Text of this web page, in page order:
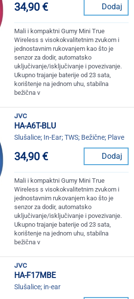
34,90 € Dodaj
Mali i kompaktni Gumy Mini True
Wireless s visokokvalitetnim zvukom i
jednostavnim rukovanjem kao što je
senzor za dodir, automatsko
uključivanje/isključivanje i povezivanje.
Ukupno trajanje baterije od 23 sata,
korištenje na jednom uhu, stabilna
bežična v
jvc
HA-A6T-BLU
Slušalice; In-Ear; TWS; Bežične; Plave
34,90 € Dodaj
Mali i kompaktni Gumy Mini True
Wireless s visokokvalitetnim zvukom i
jednostavnim rukovanjem kao što je
senzor za dodir, automatsko
uključivanje/isključivanje i povezivanje.
Ukupno trajanje baterije od 23 sata,
korištenje na jednom uhu, stabilna
bežična v
jvc
HA-F17MBE
Slušalice; in-ear